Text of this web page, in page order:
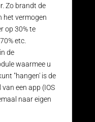
Zo brandt de
het vermogen
op 30% te
etc.
de
waarmee u
"hangen' is de
een app (IOS
naar eigen